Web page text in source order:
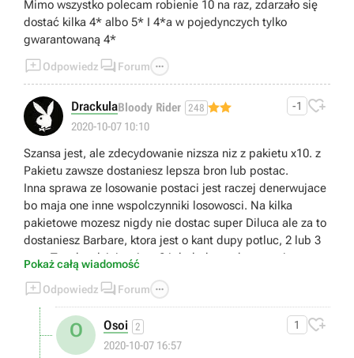
Mimo wszystko polecam robienie 10 na raz, zdarzało się
dostać kilka 4* albo 5* I 4*a w pojedynczych tylko
gwarantowaną 4*
Odpowiedz  Forum 
DrackulaBloody Rider 248
2020-10-07 10:10
-1 
Szansa jest, ale zdecydowanie nizsza niz z pakietu x10. z
Pakietu zawsze dostaniesz lepsza bron lub postac.
Inna sprawa ze losowanie postaci jest raczej denerwujace
bo maja one inne wspolczynniki losowosci. Na kilka
pakietowe mozesz nigdy nie dostac super Diluca ale za to
dostaniesz Barbare, ktora jest o kant dupy potluc, 2 lub 3
razy. Tym bardziej ze jest 24 dodatkowych postaci.
Pokaż całą wiadomość
Odpowiedz  Forum 
O Osoi 2
2020-10-07 16:57
1 